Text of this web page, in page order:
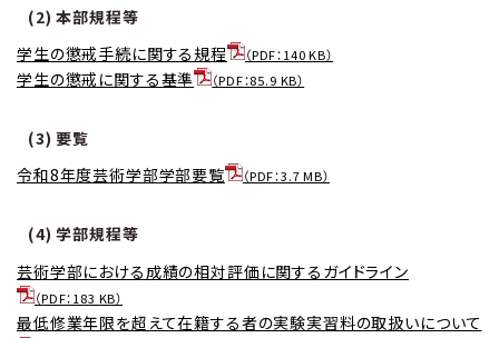
(2) 本部規程等
学生の懲戒手続に関する規程
（PDF：140 KB）
学生の懲戒に関する基準 （PDF：85.9 KB）
(3) 要覧
令和8年度芸術学部学部要覧
（PDF：3.7 MB）
(4) 学部規程等
芸術学部における成績の相対評価に関するガイドライン
（PDF：183 KB）
最低修業年限を超えて在籍する者の実験実習料の取扱いについて